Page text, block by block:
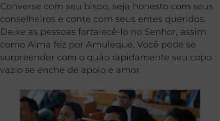
Converse com seu bispo, seja honesto com seus
conselheiros e conte com seus entes queridos.
Deixe as pessoas fortalecê-lo no Senhor, assim
como Alma fez por Amuleque. Você pode se
surpreender com o quão rapidamente seu copo
vazio se enche de apoio e amor.